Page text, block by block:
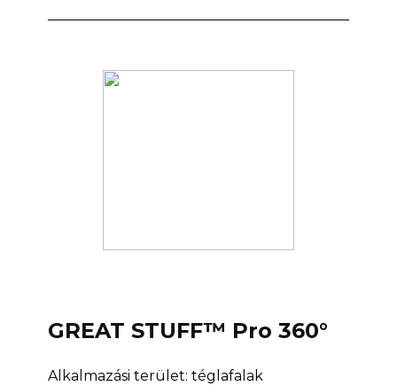
GREAT STUFF™ Pro 360°
Alkalmazási terület: téglafalak